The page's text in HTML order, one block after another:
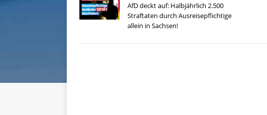
AfD deckt auf: Halbjährlich 2.500
Straftaten durch Ausreisepflichtige
allein in Sachsen!